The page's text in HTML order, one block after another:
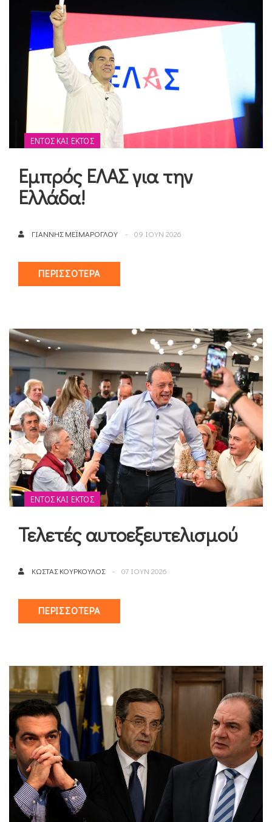
ΕΝΤΌΣ ΚΑΙ ΕΚΤΌΣ
Εμπρός ΕΛΑΣ για την
Ελλάδα!
ΓΙΆΝΝΗΣ ΜΕΪΜΆΡΟΓΛΟΥ 09 ΙΟΥΝ 2026
ΠΕΡΙΣΣΌΤΕΡΑ
ΕΝΤΌΣ ΚΑΙ ΕΚΤΌΣ
Τελετές αυτοεξευτελισμού
ΚΏΣΤΑΣ ΚΟΎΡΚΟΥΛΟΣ 07 ΙΟΥΝ 2026
ΠΕΡΙΣΣΌΤΕΡΑ